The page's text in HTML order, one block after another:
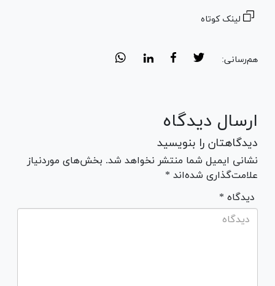
لینک کوتاه
هم‌رسانی:
ارسال دیدگاه
دیدگاهتان را بنویسید
نشانی ایمیل شما منتشر نخواهد شد. بخش‌های موردنیاز
علامت‌گذاری شده‌اند *
* دیدگاه